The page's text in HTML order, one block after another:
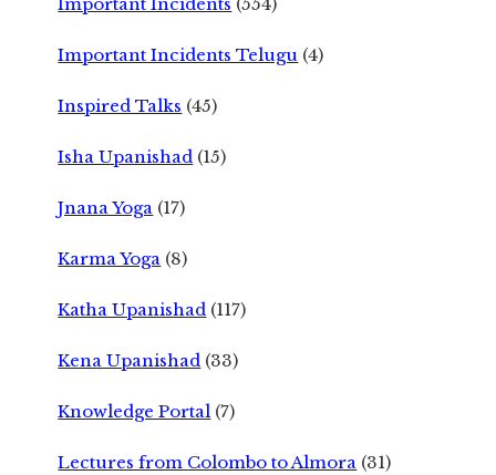
Important Incidents Telugu (4)
Inspired Talks (45)
Isha Upanishad (15)
Jnana Yoga (17)
Karma Yoga (8)
Katha Upanishad (117)
Kena Upanishad (33)
Knowledge Portal (7)
Lectures from Colombo to Almora (31)